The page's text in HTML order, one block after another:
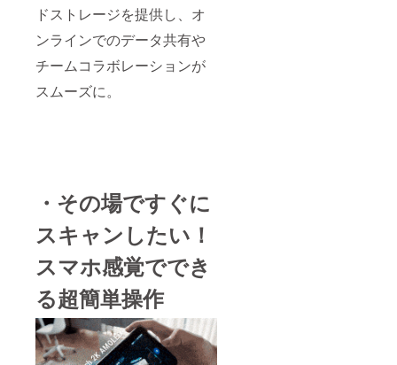
ドストレージを提供し、オ
ンラインでのデータ共有や
チームコラボレーションが
スムーズに。
・その場ですぐに
スキャンしたい！
スマホ感覚ででき
る超簡単操作